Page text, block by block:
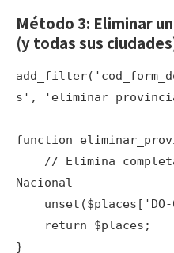
Método 3: Eliminar
(y todas sus
s',
function
Nacional